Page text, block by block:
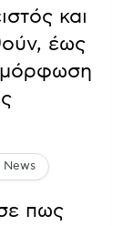
και
έως
News
πως